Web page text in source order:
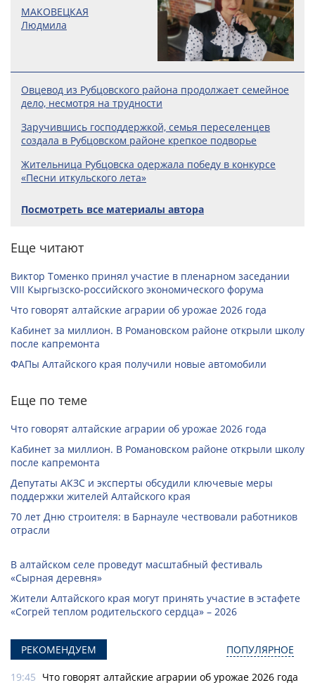
МАКОВЕЦКАЯ
Людмила
Овцевод из Рубцовского района продолжает семейное
дело, несмотря на трудности
Заручившись господдержкой, семья переселенцев
создала в Рубцовском районе крепкое подворье
Жительница Рубцовска одержала победу в конкурсе
«Песни иткульского лета»
Посмотреть все материалы автора
Еще читают
Виктор Томенко принял участие в пленарном заседании
VIII Кыргызско-российского экономического форума
Что говорят алтайские аграрии об урожае 2026 года
Кабинет за миллион. В Романовском районе открыли школу
после капремонта
ФАПы Алтайского края получили новые автомобили
Еще по теме
Что говорят алтайские аграрии об урожае 2026 года
Кабинет за миллион. В Романовском районе открыли школу
после капремонта
Депутаты АКЗС и эксперты обсудили ключевые меры
поддержки жителей Алтайского края
70 лет Дню строителя: в Барнауле чествовали работников
отрасли
В алтайском селе проведут масштабный фестиваль
«Сырная деревня»
Жители Алтайского края могут принять участие в эстафете
«Согрей теплом родительского сердца» – 2026
РЕКОМЕНДУЕМ ПОПУЛЯРНОЕ
19:45 Что говорят алтайские аграрии об урожае 2026 года